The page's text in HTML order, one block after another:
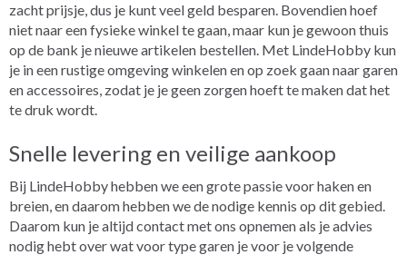
zacht prijsje, dus je kunt veel geld besparen. Bovendien hoef
niet naar een fysieke winkel te gaan, maar kun je gewoon thuis
op de bank je nieuwe artikelen bestellen. Met LindeHobby kun
je in een rustige omgeving winkelen en op zoek gaan naar garen
en accessoires, zodat je je geen zorgen hoeft te maken dat het
te druk wordt.
Snelle levering en veilige aankoop
Bij LindeHobby hebben we een grote passie voor haken en
breien, en daarom hebben we de nodige kennis op dit gebied.
Daarom kun je altijd contact met ons opnemen als je advies
nodig hebt over wat voor type garen je voor je volgende